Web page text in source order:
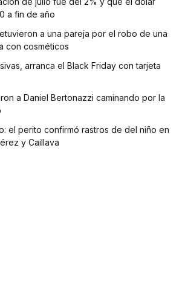
a fin de año
a una pareja por el robo de una
con cosméticos
arranca el Black Friday con tarjeta
a Daniel Bertonazzi caminando por la
el perito confirmó rastros de del niño en
y Caillava